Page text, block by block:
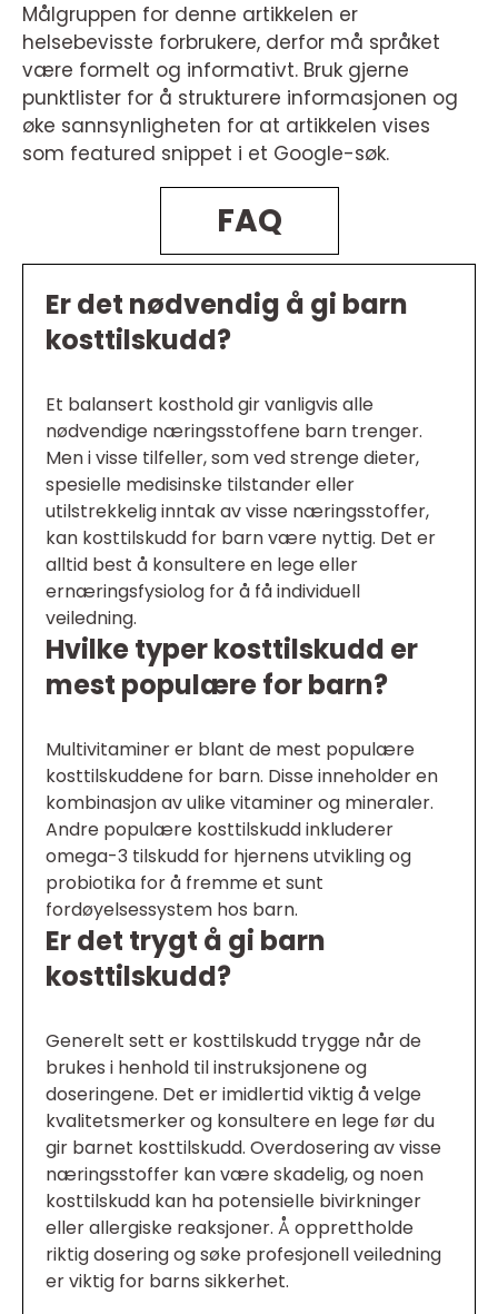
Målgruppen for denne artikkelen er
helsebevisste forbrukere, derfor må språket
være formelt og informativt. Bruk gjerne
punktlister for å strukturere informasjonen og
øke sannsynligheten for at artikkelen vises
som featured snippet i et Google-søk.
FAQ
Er det nødvendig å gi barn
kosttilskudd?
Et balansert kosthold gir vanligvis alle
nødvendige næringsstoffene barn trenger.
Men i visse tilfeller, som ved strenge dieter,
spesielle medisinske tilstander eller
utilstrekkelig inntak av visse næringsstoffer,
kan kosttilskudd for barn være nyttig. Det er
alltid best å konsultere en lege eller
ernæringsfysiolog for å få individuell
veiledning.
Hvilke typer kosttilskudd er
mest populære for barn?
Multivitaminer er blant de mest populære
kosttilskuddene for barn. Disse inneholder en
kombinasjon av ulike vitaminer og mineraler.
Andre populære kosttilskudd inkluderer
omega-3 tilskudd for hjernens utvikling og
probiotika for å fremme et sunt
fordøyelsessystem hos barn.
Er det trygt å gi barn
kosttilskudd?
Generelt sett er kosttilskudd trygge når de
brukes i henhold til instruksjonene og
doseringene. Det er imidlertid viktig å velge
kvalitetsmerker og konsultere en lege før du
gir barnet kosttilskudd. Overdosering av visse
næringsstoffer kan være skadelig, og noen
kosttilskudd kan ha potensielle bivirkninger
eller allergiske reaksjoner. Å opprettholde
riktig dosering og søke profesjonell veiledning
er viktig for barns sikkerhet.